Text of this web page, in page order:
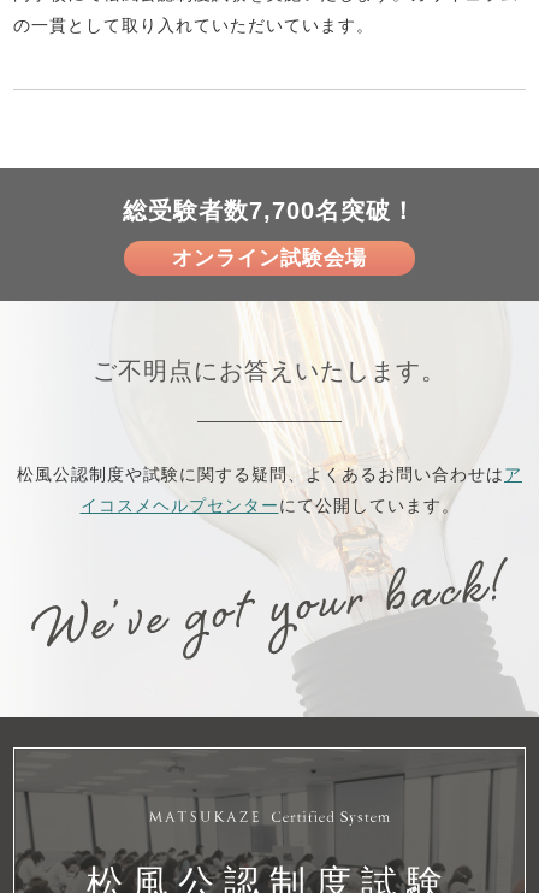
の一貫として取り入れていただいています。
総受験者数7,700名突破！
オンライン試験会場
ご不明点にお答えいたします。
松風公認制度や試験に関する疑問、よくあるお問い合わせはア
イコスメヘルプセンターにて公開しています。
松風公認制度試験